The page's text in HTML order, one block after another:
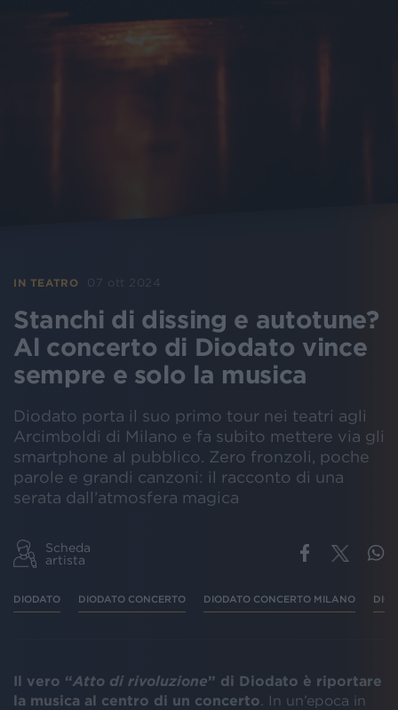
IN TEATRO 07 ott 2024
Stanchi di dissing e autotune?
Al concerto di Diodato vince
sempre e solo la musica
Diodato porta il suo primo tour nei teatri agli
Arcimboldi di Milano e fa subito mettere via gli
smartphone al pubblico. Zero fronzoli, poche
parole e grandi canzoni: il racconto di una
serata dall’atmosfera magica
Scheda
artista
DIODATO DIODATO CONCERTO DIODATO CONCERTO MILANO
Il vero “Atto di rivoluzione” di Diodato è riportare
la musica al centro di un concerto . In un’epoca in